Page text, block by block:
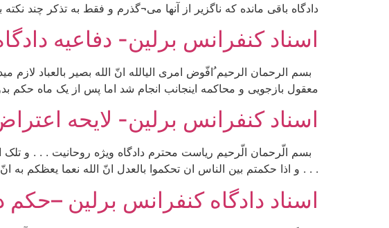
دادگاه باقی مانده که ناگزیر از آنها می¬گذرم و فقط به تذکر چند
اسناد کنفرانس برلین- دفاعیه
بسم الرحمان الرحیم ُافّوض امری الی­الله انّ الله بصیر بالعباد
معقول بازجویی و محاکمه اینجانب انجام شد اما پس از یک ماه حکم
اسناد کنفرانس برلین- لایحه
. . . و اذا حکمتم بین الناس ان تحکموا بالعدل انّ الله نعما یعظکم به انّ
اسناد دادگاه کنفرانس برلین –حکم